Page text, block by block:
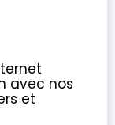
avec nos
et